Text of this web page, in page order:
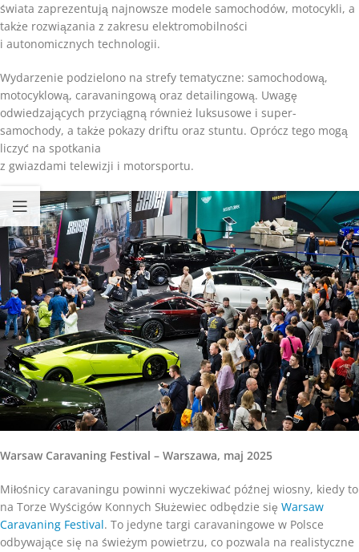
świata zaprezentują najnowsze modele samochodów, motocykli, a
także rozwiązania z zakresu elektromobilności
i autonomicznych technologii.
Wydarzenie podzielono na strefy tematyczne: samochodową,
motocyklową, caravaningową oraz detailingową. Uwagę
odwiedzających przyciągną również luksusowe i super-
samochody, a także pokazy driftu oraz stuntu. Oprócz tego mogą
liczyć na spotkania
z gwiazdami telewizji i motorsportu.
Warsaw Caravaning Festival – Warszawa, maj 2025
Miłośnicy caravaningu powinni wyczekiwać późnej wiosny, kiedy to
na Torze Wyścigów Konnych Służewiec odbędzie się Warsaw
Caravaning Festival. To jedyne targi caravaningowe w Polsce
odbywające się na świeżym powietrzu, co pozwala na realistyczne